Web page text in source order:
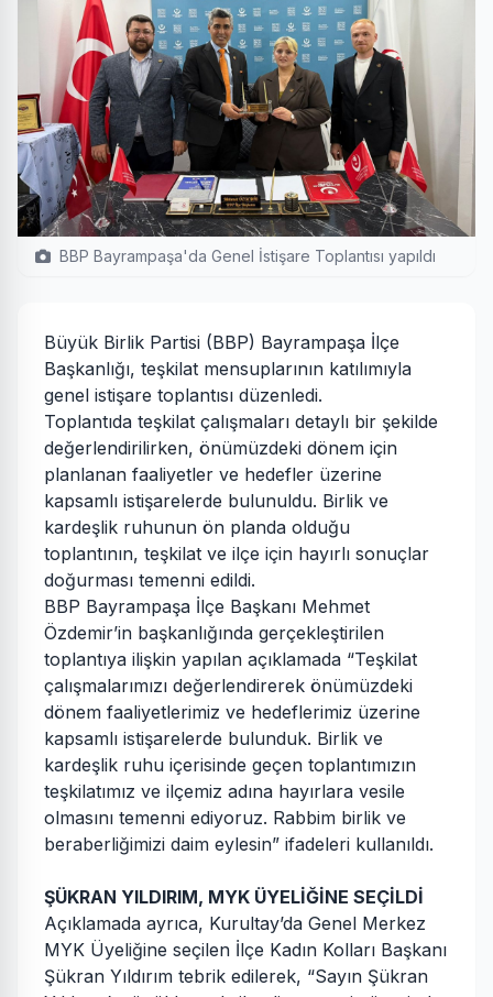
BBP Bayrampaşa'da Genel İstişare Toplantısı yapıldı
Büyük Birlik Partisi (BBP) Bayrampaşa İlçe
Başkanlığı, teşkilat mensuplarının katılımıyla
genel istişare toplantısı düzenledi.
Toplantıda teşkilat çalışmaları detaylı bir şekilde
değerlendirilirken, önümüzdeki dönem için
planlanan faaliyetler ve hedefler üzerine
kapsamlı istişarelerde bulunuldu. Birlik ve
kardeşlik ruhunun ön planda olduğu
toplantının, teşkilat ve ilçe için hayırlı sonuçlar
doğurması temenni edildi.
BBP Bayrampaşa İlçe Başkanı Mehmet
Özdemir’in başkanlığında gerçekleştirilen
toplantıya ilişkin yapılan açıklamada “Teşkilat
çalışmalarımızı değerlendirerek önümüzdeki
dönem faaliyetlerimiz ve hedeflerimiz üzerine
kapsamlı istişarelerde bulunduk. Birlik ve
kardeşlik ruhu içerisinde geçen toplantımızın
teşkilatımız ve ilçemiz adına hayırlara vesile
olmasını temenni ediyoruz. Rabbim birlik ve
beraberliğimizi daim eylesin” ifadeleri kullanıldı.
ŞÜKRAN YILDIRIM, MYK ÜYELİĞİNE SEÇİLDİ
Açıklamada ayrıca, Kurultay’da Genel Merkez
MYK Üyeliğine seçilen İlçe Kadın Kolları Başkanı
Şükran Yıldırım tebrik edilerek, “Sayın Şükran